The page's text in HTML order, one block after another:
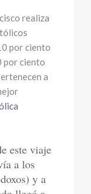
realiza
por ciento
por ciento
a
este viaje
a los
y a